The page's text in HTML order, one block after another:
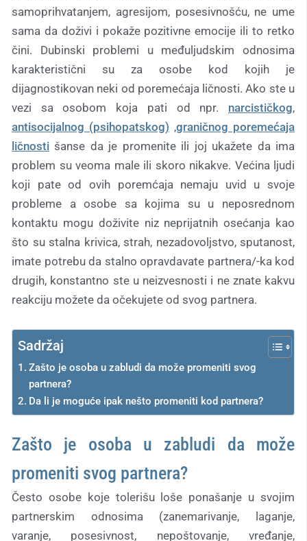
samoprihvatanjem, agresijom, posesivnošću, ne ume
sama da doživi i pokaže pozitivne emocije ili to retko
čini. Dubinski problemi u međuljudskim odnosima
karakteristični su za osobe kod kojih je
dijagnostikovan neki od poremećaja ličnosti. Ako ste u
vezi sa osobom koja pati od npr. narcističkog,
antisocijalnog (psihopatskog) ,graničnog poremećaja
ličnosti šanse da je promenite ili joj ukažete da ima
problem su veoma male ili skoro nikakve. Većina ljudi
koji pate od ovih poremćaja nemaju uvid u svoje
probleme a osobe sa kojima su u neposrednom
kontaktu mogu doživite niz neprijatnih osećanja kao
što su stalna krivica, strah, nezadovoljstvo, sputanost,
imate potrebu da stalno opravdavate partnera/-ka kod
drugih, konstantno ste u neizvesnosti i ne znate kakvu
reakciju možete da očekujete od svog partnera.
Sadržaj
Zašto je osoba u zabludi da može promeniti svog
partnera?
Da li je moguće ipak nešto promeniti kod partnera?
Zašto je osoba u zabludi da može
promeniti svog partnera?
Često osobe koje tolerišu loše ponašanje u svojim
partnerskim odnosima (zanemarivanje, laganje,
varanje, posesivnost, nepoštovanje, vređanje,